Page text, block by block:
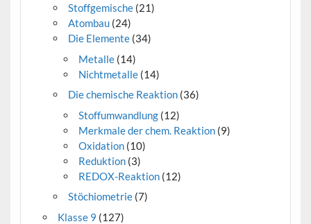
Stoffgemische (21)
Atombau (24)
Die Elemente (34)
Metalle (14)
Nichtmetalle (14)
Die chemische Reaktion (36)
Stoffumwandlung (12)
Merkmale der chem. Reaktion (9)
Oxidation (10)
Reduktion (3)
REDOX-Reaktion (12)
Stöchiometrie (7)
Klasse 9 (127)